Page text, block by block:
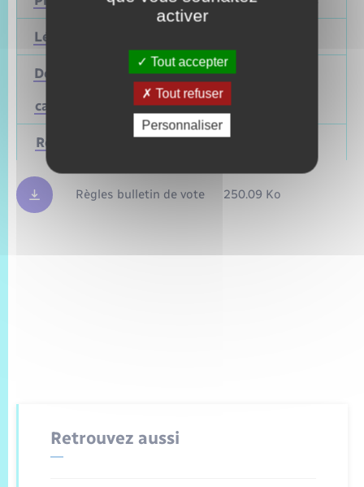
Législatives
Départementales
cantonales)
Mars 2028
Régionales Mars 2028
Règles bulletin de vote 250.09 Ko
Retrouvez aussi
activer
Tout accepter
Tout refuser
Personnaliser